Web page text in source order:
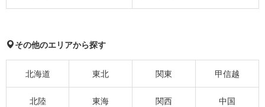
その他のエリアから探す
北海道 東北 関東 甲信越
北陸 東海 関西 中国